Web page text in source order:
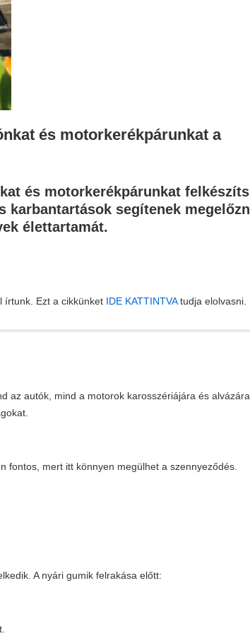
és motorkerékpárunkat a
és motorkerékpárunkat
karbantartások segítenek
élettartamát.
írtunk. Ezt a cikkünket IDE KATTINTVAtudja elolvasni.
az autók, mind a motorok karosszériájára és
fontos, mert itt könnyen megülhet a szennyeződés.
A nyári gumik felrakása előtt: